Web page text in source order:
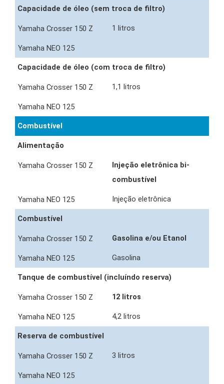
Capacidade de óleo (sem troca de filtro)
1 litros
Capacidade de óleo (com troca de filtro)
1,1 litros
Combustível
Alimentação
Injeção eletrônica bi-
combustível
Injeção eletrônica
Combustível
Gasolina e/ou Etanol
Gasolina
Tanque de combustível (incluíndo reserva)
12 litros
4,2 litros
Reserva de combustível
3 litros